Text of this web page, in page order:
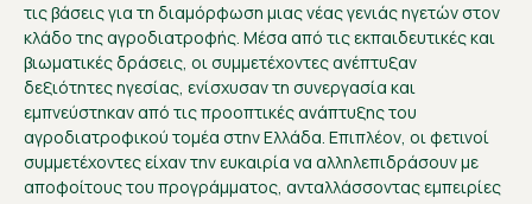
τις βάσεις για τη διαμόρφωση μιας νέας γενιάς ηγετών στον
κλάδο της αγροδιατροφής. Μέσα από τις εκπαιδευτικές και
βιωματικές δράσεις, οι συμμετέχοντες ανέπτυξαν
δεξιότητες ηγεσίας, ενίσχυσαν τη συνεργασία και
εμπνεύστηκαν από τις προοπτικές ανάπτυξης του
αγροδιατροφικού τομέα στην Ελλάδα. Επιπλέον, οι φετινοί
συμμετέχοντες είχαν την ευκαιρία να αλληλεπιδράσουν με
αποφοίτους του προγράμματος, ανταλλάσσοντας εμπειρίες